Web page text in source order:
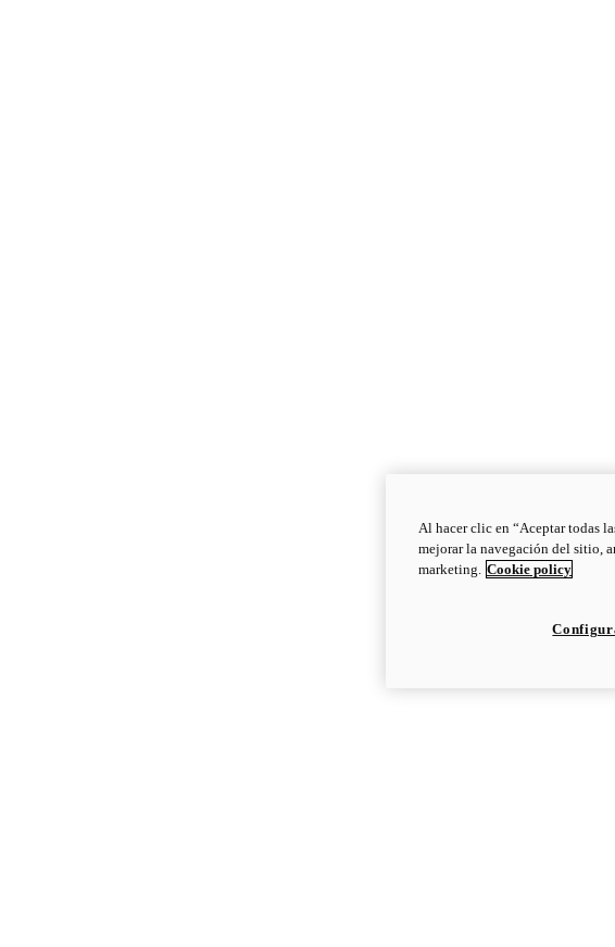
Al hacer clic en “Aceptar todas
mejorar la navegación del sitio,
marketing. Cookie policy